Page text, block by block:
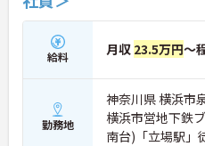
給料 月収 23.5万円～
勤務地
神奈川県 横浜市
横浜市営地下鉄
南台)「立場駅」